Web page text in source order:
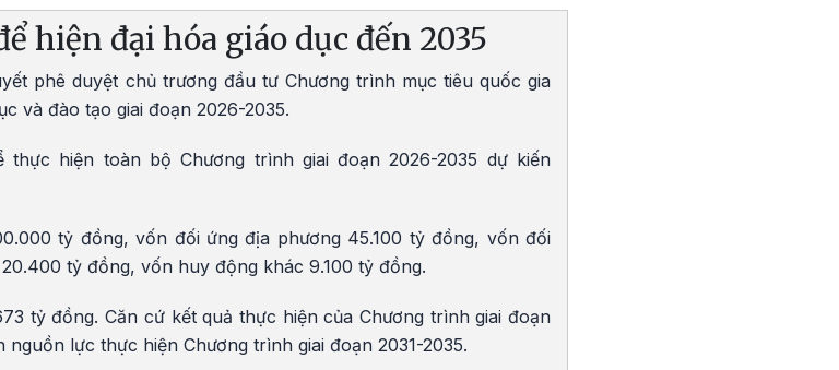
hiện đại hóa giáo dục đến 2035
phê duyệt chủ trương đầu tư Chương trình mục tiêu quốc gia
và đào tạo giai đoạn 2026-2035.
hiện toàn bộ Chương trình giai đoạn 2026-2035 dự kiến
tỷ đồng, vốn đối ứng địa phương 45.100 tỷ đồng, vốn đối
tỷ đồng, vốn huy động khác 9.100 tỷ đồng.
tỷ đồng. Căn cứ kết quả thực hiện của Chương trình giai đoạn
lực thực hiện Chương trình giai đoạn 2031-2035.